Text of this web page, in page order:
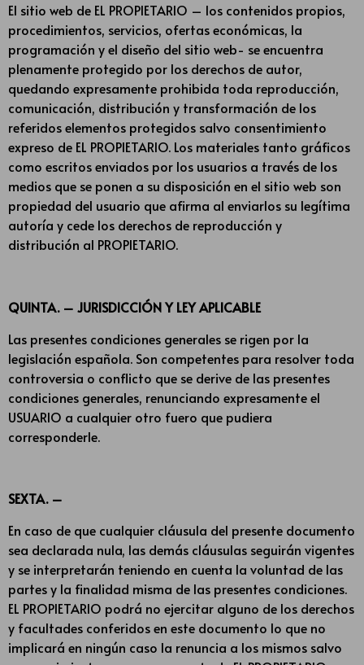
El sitio web de EL PROPIETARIO – los contenidos propios,
procedimientos, servicios, ofertas económicas, la
programación y el diseño del sitio web- se encuentra
plenamente protegido por los derechos de autor,
quedando expresamente prohibida toda reproducción,
comunicación, distribución y transformación de los
referidos elementos protegidos salvo consentimiento
expreso de EL PROPIETARIO. Los materiales tanto gráficos
como escritos enviados por los usuarios a través de los
medios que se ponen a su disposición en el sitio web son
propiedad del usuario que afirma al enviarlos su legítima
autoría y cede los derechos de reproducción y
distribución al PROPIETARIO.
QUINTA. – JURISDICCIÓN Y LEY APLICABLE
Las presentes condiciones generales se rigen por la
legislación española. Son competentes para resolver toda
controversia o conflicto que se derive de las presentes
condiciones generales, renunciando expresamente el
USUARIO a cualquier otro fuero que pudiera
corresponderle.
SEXTA. –
En caso de que cualquier cláusula del presente documento
sea declarada nula, las demás cláusulas seguirán vigentes
y se interpretarán teniendo en cuenta la voluntad de las
partes y la finalidad misma de las presentes condiciones.
EL PROPIETARIO podrá no ejercitar alguno de los derechos
y facultades conferidos en este documento lo que no
implicará en ningún caso la renuncia a los mismos salvo